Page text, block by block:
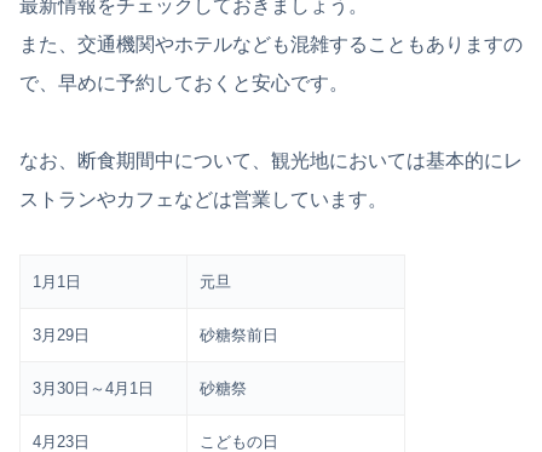
最新情報をチェックしておきましょう。
また、交通機関やホテルなども混雑することもありますの
で、早めに予約しておくと安心です。
なお、断食期間中について、観光地においては基本的にレ
ストランやカフェなどは営業しています。
1月1日 元旦
3月29日 砂糖祭前日
3月30日～4月1日 砂糖祭
4月23日 こどもの日